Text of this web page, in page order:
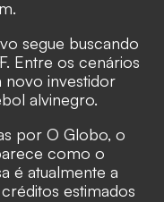
segue buscando
Entre os cenários
novo investidor
alvinegro.
por O Globo, o
como o
é atualmente a
estimados